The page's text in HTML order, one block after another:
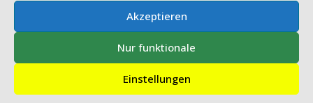
Akzeptieren
Nur funktionale
Einstellungen
Datenschutz